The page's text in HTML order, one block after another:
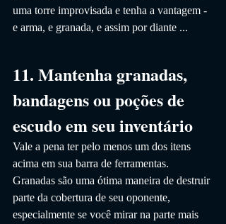
uma torre improvisada e tenha a vantagem -
e arma, e granada, e assim por diante ...
11. Mantenha granadas,
bandagens ou poções de
escudo em seu inventário
Vale a pena ter pelo menos um dos itens
acima em sua barra de ferramentas.
Granadas são uma ótima maneira de destruir
parte da cobertura de seu oponente,
especialmente se você mirar na parte mais